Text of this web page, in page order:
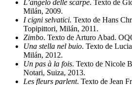
L’angelo delle scarpe. Texto de
Milán, 2009.
I cigni selvatici. Texto de Hans
Topipittori, Milán, 2011.
Zimbo. Texto de Arturo Abad.
Una stella nel buio. Texto de
Milán, 2012.
Un pas à la fois. Texto de Nicole
Notari, Suiza, 2013.
Les fleurs parlent. Texto de Jean